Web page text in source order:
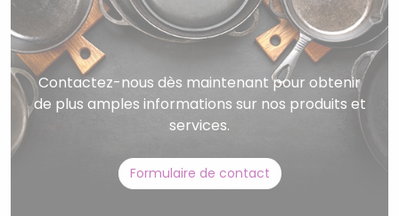
Contactez-nous dès maintenant pour obtenir
de plus amples informations sur nos produits et
services.
Formulaire de contact